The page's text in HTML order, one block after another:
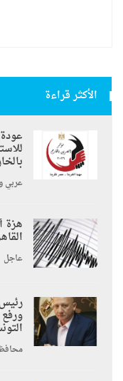
الأكثر قراءة
عربي
هزة
عاجل